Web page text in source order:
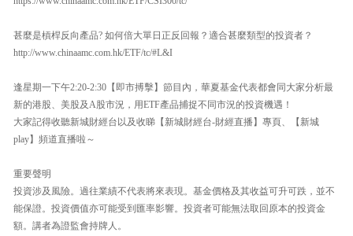
甚麼是槓桿反向產品? 如何倍大單日正反回報？適合甚麼類型的投資者？
http://www.chinaamc.com.hk/ETF/tc/#L&I
逢星期一下午2:20-2:30【即市搏擊】節目內，華夏基金代表都會同大家分析最
新的港股、美股及A股市況，用ETF產品捕捉不同市況的投資機遇！
大家記得收聽新城財經台以及收睇【新城財經台-財經直播】專頁、【新城
play】頻道直播啦～
重要聲明
投資涉及風險。過往業績不代表將來表現。基金價格及其收益可升可跌，並不
能保證。投資價值亦可能受到匯率影響。投資者可能無法取回原本的投資金
額。講者為證監會持牌人。